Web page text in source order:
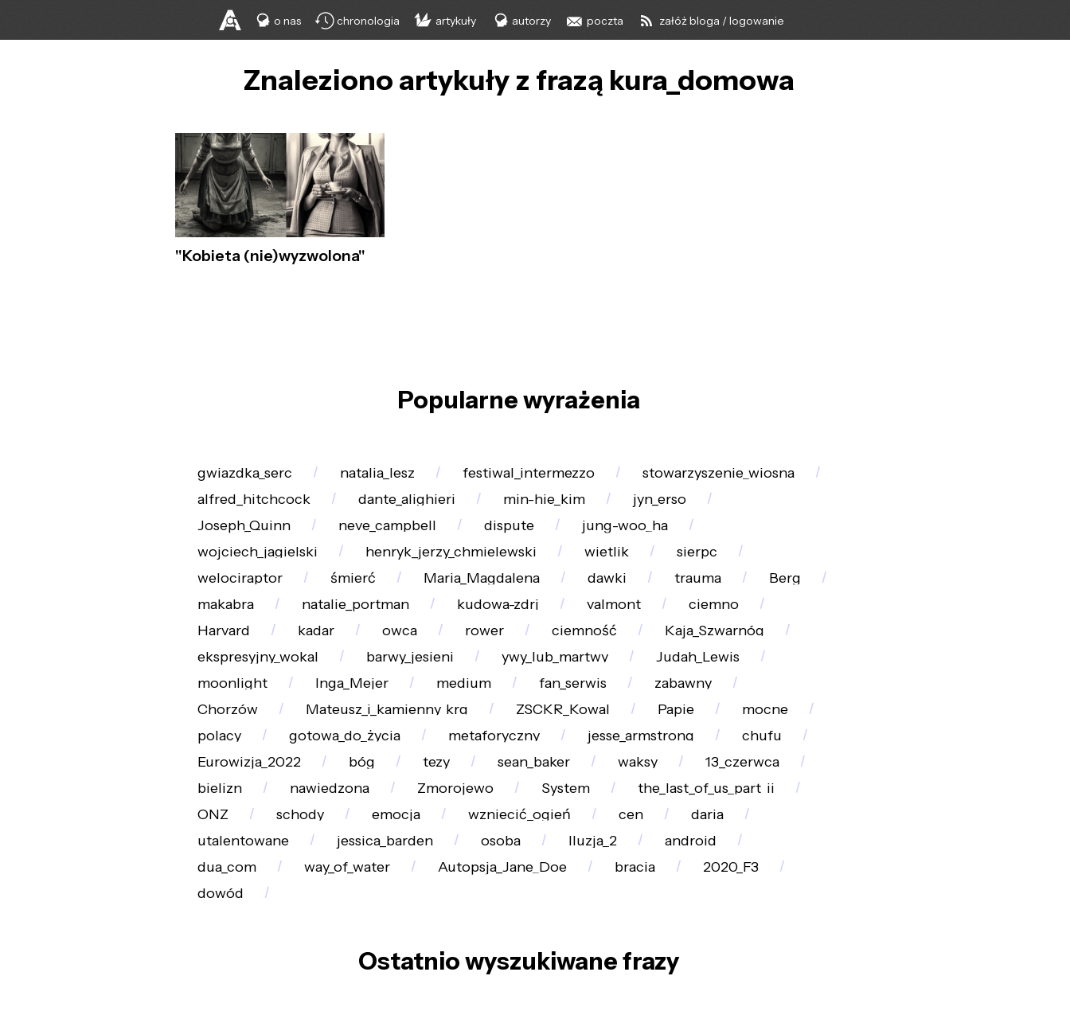
o nas chronologia artykuły autorzy poczta załóż bloga / logowanie
Znaleziono artykuły z frazą kura_domowa
"Kobieta (nie)wyzwolona"
Popularne wyrażenia
gwiazdka_serc natalia_lesz festiwal_intermezzo
stowarzyszenie_wiosna
alfred_hitchcock
dante_alighieri min-hie_kim
jyn_erso
Joseph_Quinn
neve_campbell dispute
jung-woo_ha
wojciech_jagielski
henryk_jerzy_chmielewski wietlik
sierpc
welociraptor
śmierć Maria_Magdalena dawki trauma
Berg
makabra
natalie_portman kudowa-zdrj valmont
ciemno
Harvard
kadar owca rower ciemność
Kaja_Szwarnóg
ekspresyjny_wokal
barwy_jesieni ywy_lub_martwy
Judah_Lewis
moonlight
Inga_Mejer medium fan_serwis
zabawny
Chorzów
Mateusz_i_kamienny_krg ZSCKR_Kowal Papie
mocne
polacy
gotowa_do_życia metaforyczny jesse_armstrong
chufu
Eurowizja_2022
bóg tezy sean_baker waksy
13_czerwca
bielizn
nawiedzona Zmorojewo System
the_last_of_us_part_ii
ONZ
schody emocja wzniecić_ogień cen
daria
utalentowane
jessica_barden osoba Iluzja_2
android
dua_com
way_of_water Autopsja_Jane_Doe bracia
2020_F3
dowód
Ostatnio wyszukiwane frazy